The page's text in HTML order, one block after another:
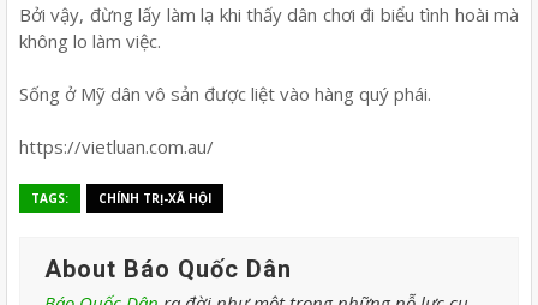
Bởi vậy, đừng lấy làm lạ khi thấy dân chơi đi biểu tình hoài mà
không lo làm việc.
Sống ở Mỹ dân vô sản được liệt vào hàng quý phái.
https://vietluan.com.au/
TAGS: CHÍNH TRỊ-XÃ HỘI
About Báo Quốc Dân